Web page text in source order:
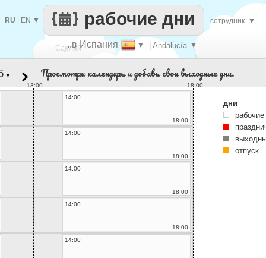
Сделай
..в Испания ▼ | Andalucía ▼
рабочие дни
RU EN ▼ сотрудник ▼
▼ Просмотри календарь и добавь свои выходные дни.
13:00
18:00
14:00
18:00
14:00
18:00
14:00
18:00
14:00
18:00
14:00
дни
отпуск